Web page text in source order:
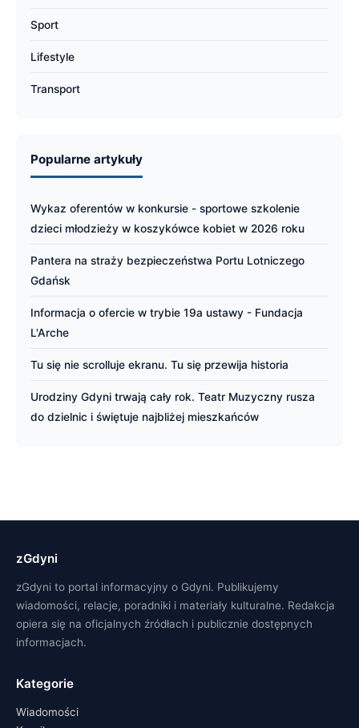
Sport
Lifestyle
Transport
Popularne artykuły
Wykaz oferentów w konkursie - sportowe szkolenie
dzieci młodzieży w koszykówce kobiet w 2026 roku
Pantera na straży bezpieczeństwa Portu Lotniczego
Gdańsk
Informacja o ofercie w trybie 19a ustawy - Fundacja
L'Arche
Tu się nie scrolluje ekranu. Tu się przewija historia
Urodziny Gdyni trwają cały rok. Teatr Muzyczny rusza
do dzielnic i świętuje najbliżej mieszkańców
zGdyni
zGdyni to portal informacyjny o Gdyni. Publikujemy
wiadomości, relacje, poradniki i materiały kulturalne. Redakcja
opiera się na oficjalnych źródłach i publicznie dostępnych
informacjach.
Kategorie
Wiadomości